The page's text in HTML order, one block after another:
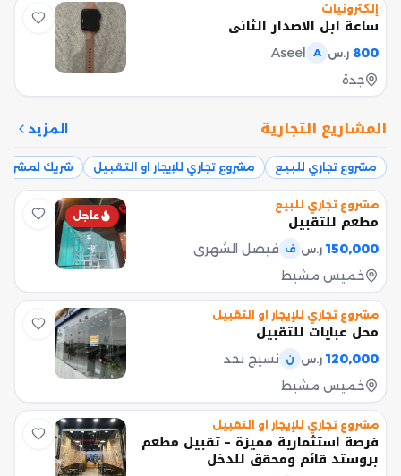
إلكترونيات
ساعة ابل الاصدار الثاني
800 ر.س A
Aseel
جدة
المشاريع التجارية المزيد
مشروع تجاري للبيع مشروع تجاري للإيجار او التقبيل شريك لمشروع
عاجل
مشروع تجاري للبيع
مطعم للتقبيل
150,000 ر.س ف فيصل الشهري
خميس مشيط
مشروع تجاري للإيجار او التقبيل
محل عبايات للتقبيل
120,000 ر.س ن
نسيج نجد
خميس مشيط
مشروع تجاري للإيجار او التقبيل
فرصة استثمارية مميزة – تقبيل مطعم
بروستد قائم ومحقق للدخل